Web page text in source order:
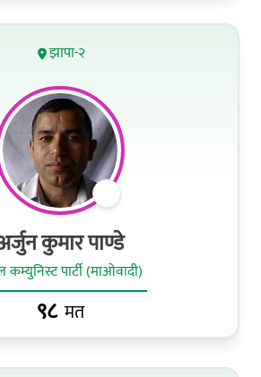
झापा-२
कुमार पाण्डे
कम्युनिस्ट पार्टी (माओवादी)
९८मत